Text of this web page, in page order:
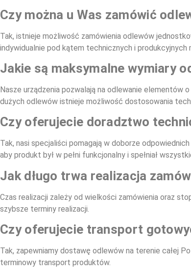
Czy można u Was zamówić
Tak, istnieje możliwość zamówienia odlewów
indywidualnie pod kątem technicznych i
Jakie są maksymalne wymiary
Nasze urządzenia pozwalają na odlewanie elementów
dużych odlewów istnieje możliwość dostosowania
Czy oferujecie doradztwo
Tak, nasi specjaliści pomagają w doborze
aby produkt był w pełni funkcjonalny i spełniał
Jak długo trwa realizacja
Czas realizacji zależy od wielkości zamówienia oraz
szybsze terminy realizacji.
Czy oferujecie transport
Tak, zapewniamy dostawę odlewów na terenie całej
terminowy transport produktów.